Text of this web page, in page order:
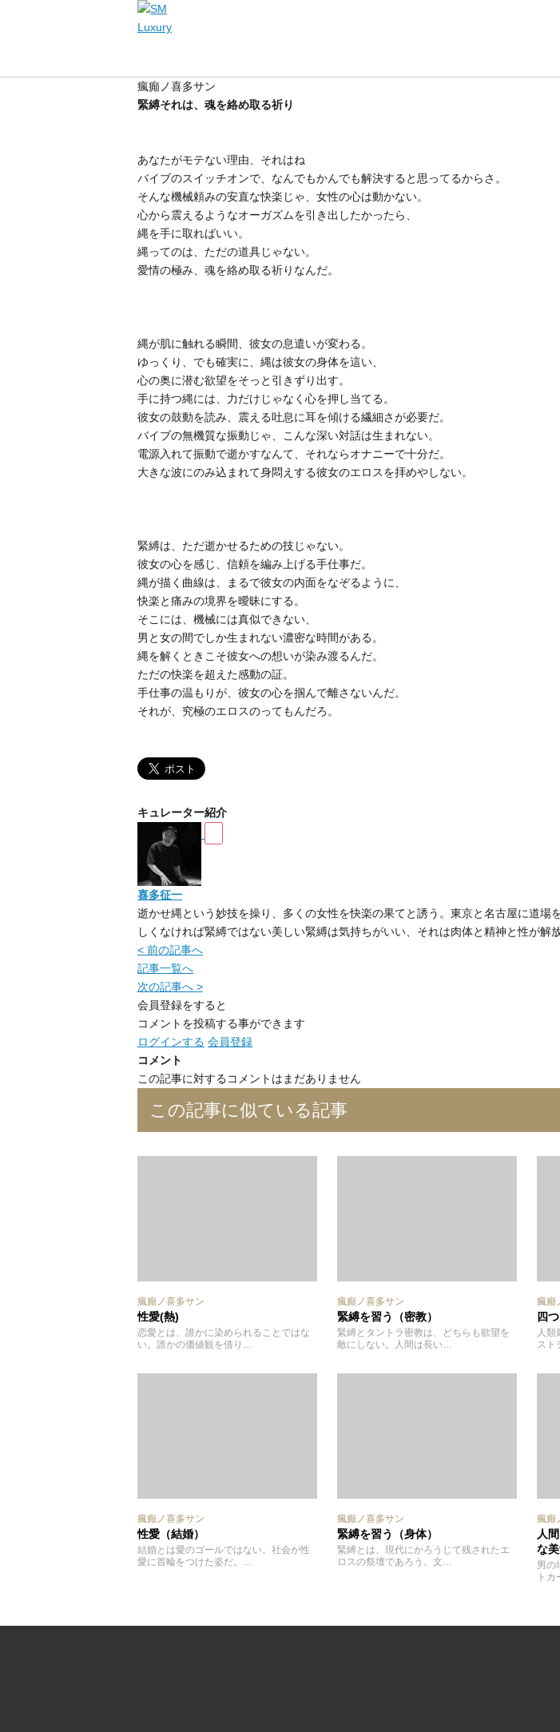
瘋癲ノ喜多サン
緊縛それは、魂を絡め取る祈り
あなたがモテない理由、それはね
バイブのスイッチオンで、 なんでもかんでも解決すると思ってるからさ。
そんな機械頼みの安直な快楽じゃ、女性の心は動かない。
心から震えるようなオーガズムを引き出したかったら、
縄を手に取ればいい。
縄ってのは、ただの道具じゃない。
愛情の極み、魂を絡め取る祈りなんだ。
縄が肌に触れる瞬間、彼女の息遣いが変わる。
ゆっくり、 でも確実に、縄は彼女の身体を這い、
心の奥に潜む欲望をそっと引きずり出す。
手に持つ縄には、 力だけじゃなく心を押し当てる。
彼女の鼓動を読み、 震える吐息に耳を傾ける繊細さが必要だ。
バイブの無機質な振動じゃ、こんな深い対話は生まれない。
電源入れて振動で逝かすなんて、それならオナニーで十分だ。
大きな波にのみ込まれて身悶えする彼女のエロスを拝めやしない。
緊縛は、ただ逝かせるための技じゃない。
彼女の心を感じ、 信頼を編み上げる手仕事だ。
縄が描く曲線は、
まるで彼女の内面をなぞるように、
快楽と痛みの境界を曖昧にする。
そこには、 機械には真似できない、
男と女の間でしか生まれない濃密な時間がある。
縄を解くときこそ彼女への想いが染み渡るんだ。
ただの快楽を超えた感動の証。
手仕事の温もりが、彼女の心を掴んで離さないんだ。
それが、究極のエロスのってもんだろ。
キュレーター紹介
喜多征一
逝かせ縄という妙技を操り、多くの女性を快楽の果てと誘う。東京と名古屋に道
しくなければ緊縛ではない美しい緊縛は気持ちがいい、それは肉体と精神と性が解
< 前の記事へ
記事一覧へ
次の記事へ >
会員登録をすると
コメントを投稿する事ができます
ログインする 会員登録
コメント
この記事に対するコメントはまだありません
この記事に似ている記事
瘋癲ノ喜多サン
性愛(熱)
恋愛とは、誰かに染められることではな
い。誰かの価値観を借り…
瘋癲ノ喜多サン
緊縛を習う（密教）
緊縛とタントラ密教は、どちらも欲望を
敵にしない。人間は長い…
瘋癲
四
人類
スト
瘋癲ノ喜多サン
性愛（結婚）
結婚とは愛のゴールではない。社会が性
愛に首輪をつけた姿だ。…
瘋癲ノ喜多サン
緊縛を習う（身体）
緊縛とは、現代にかろうじて残されたエ
ロスの祭壇であろう。文…
瘋癲
人
な
男の
ト